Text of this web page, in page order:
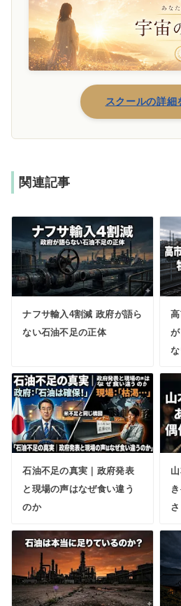
スクールの詳細
関連記事
ナフサ輸入4割減 政府が語ら
ない石油不足の正体
な
石油不足の真実｜政府発表
と現場の声はなぜ食い違う
のか
さ